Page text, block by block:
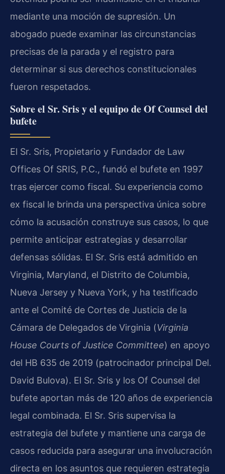
mediante una moción de supresión. Un
abogado puede examinar las circunstancias
precisas de la parada y el registro para
determinar si sus derechos constitucionales
fueron respetados.
Sobre el Sr. Sris y el equipo de Of Counsel del
bufete
El Sr. Sris, Propietario y Fundador de Law
Offices Of SRIS, P.C., fundó el bufete en 1997
tras ejercer como fiscal. Su experiencia como
ex fiscal le brinda una perspectiva única sobre
cómo la acusación construye sus casos, lo que
permite anticipar estrategias y desarrollar
defensas sólidas. El Sr. Sris está admitido en
Virginia, Maryland, el Distrito de Columbia,
Nueva Jersey y Nueva York, y ha testificado
ante el Comité de Cortes de Justicia de la
Cámara de Delegados de Virginia (Virginia
House Courts of Justice Committee) en apoyo
del HB 635 de 2019 (patrocinador principal Del.
David Bulova). El Sr. Sris y los Of Counsel del
bufete aportan más de 120 años de experiencia
legal combinada. El Sr. Sris supervisa la
estrategia del bufete y mantiene una carga de
casos reducida para asegurar una involucración
directa en los asuntos que requieren estrategia